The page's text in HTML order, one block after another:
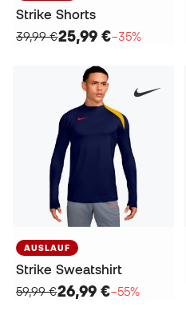
Strike Shorts
39,99 €25,99 €−35%
AUSLAUF
Strike Sweatshirt
59,99 €26,99 €−55%